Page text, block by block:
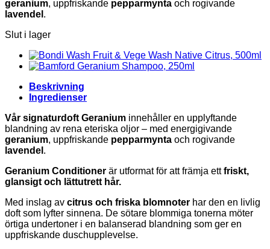
geranium, uppfriskande pepparmynta och rogivande
lavendel .
Slut i lager
Beskrivning
Ingredienser
Vår signaturdoft Geranium innehåller en upplyftande
blandning av rena eteriska oljor – med energigivande
geranium, uppfriskande pepparmynta och rogivande
lavendel .
Geranium Conditioner är utformat för att främja ettfriskt,
glansigt och lättutrett hår.
Med inslag av citrus och friska blomnoter har den en livlig
doft som lyfter sinnena. De sötare blommiga tonerna möter
örtiga undertoner i en balanserad blandning som ger en
uppfriskande duschupplevelse.